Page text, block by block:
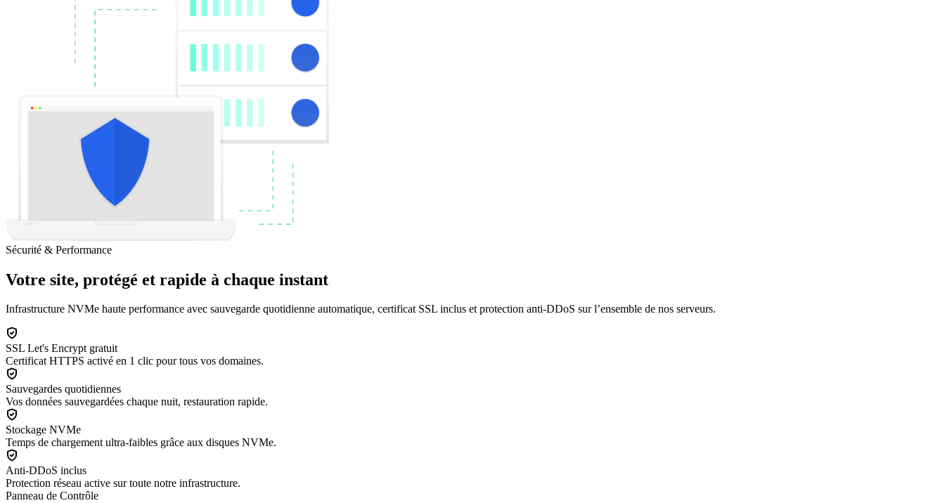
Sécurité & Performance
Votre site, protégé et rapide à chaque instant
Infrastructure NVMe haute performance avec sauvegarde quotidienne automatique, certificat SSL inclus et protection anti-DDoS sur l’ensemble de nos serveurs.
SSL Let's Encrypt gratuit
Certificat HTTPS activé en 1 clic pour tous vos domaines.
Sauvegardes quotidiennes
Vos données sauvegardées chaque nuit, restauration rapide.
Stockage NVMe
Temps de chargement ultra-faibles grâce aux disques NVMe.
Anti-DDoS inclus
Protection réseau active sur toute notre infrastructure.
Panneau de Contrôle